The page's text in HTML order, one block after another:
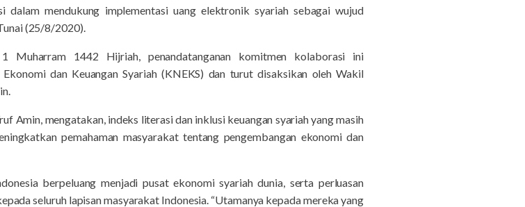
dalam mendukung implementasi uang elektronik syariah sebagai wujud
(25/8/2020).
Muharram 1442 Hijriah, penandatanganan komitmen kolaborasi ini
dan Keuangan Syariah (KNEKS) dan turut disaksikan oleh Wakil
Amin, mengatakan, indeks literasi dan inklusi keuangan syariah yang masih
pemahaman masyarakat tentang pengembangan ekonomi dan
berpeluang menjadi pusat ekonomi syariah dunia, serta perluasan
seluruh lapisan masyarakat Indonesia. “Utamanya kepada mereka yang